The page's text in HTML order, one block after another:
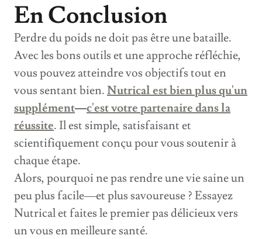
En Conclusion
Perdre du poids ne doit pas être une bataille.
Avec les bons outils et une approche réfléchie,
vous pouvez atteindre vos objectifs tout en
vous sentant bien.Nutrical est bien plus qu'un
supplément—c'est votre partenaire dans la
réussite. Il est simple, satisfaisant et
scientifiquement conçu pour vous soutenir à
chaque étape.
Alors, pourquoi ne pas rendre une vie saine un
peu plus facile—et plus savoureuse ? Essayez
Nutrical et faites le premier pas délicieux vers
un vous en meilleure santé.